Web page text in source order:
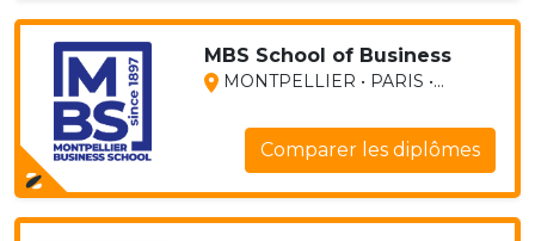
MBS School of Business
MONTPELLIER • PARIS •...
Comparer les diplômes